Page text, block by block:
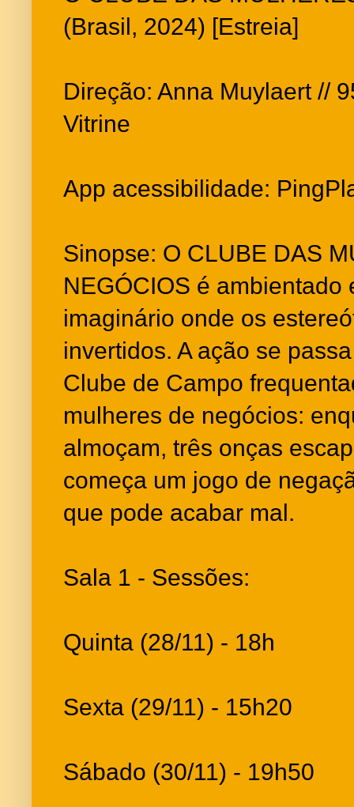
(Brasil, 2024) [Estreia]
Direção: Anna Muylaert //
Vitrine
App acessibilidade:
Sinopse: O CLUBE DAS
NEGÓCIOS é ambientado
imaginário onde os
invertidos. A ação se
Clube de Campo
mulheres de negócios:
almoçam, três onças
começa um jogo de
que pode acabar mal.
Sala 1 - Sessões:
Quinta (28/11) - 18h
Sexta (29/11) - 15h20
Sábado (30/11) - 19h50